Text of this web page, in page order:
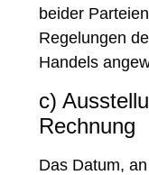
beider
Regelungen
Handels
c)
Rechnung
Das Datum,